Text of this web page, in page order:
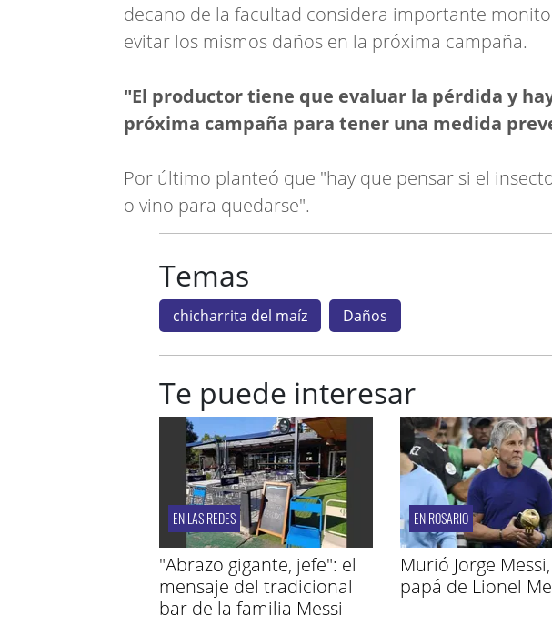
decano de la facultad considera importante
evitar los mismos daños en la próxima campaña.
"El productor tiene que evaluar la pérdida y
próxima campaña para tener una medida
Por último planteó que "hay que pensar si el
o vino para quedarse".
Temas
chicharrita del maíz Daños
Te puede interesar
EN LAS REDES
"Abrazo gigante, jefe": el
mensaje del tradicional
bar de la familia Messi
EN ROSARIO
Murió Jorge
papá de Lionel